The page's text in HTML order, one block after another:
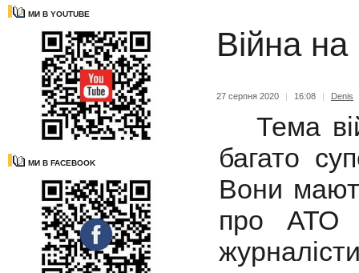
МИ В YOUTUBE
МИ В FACEBOOK
Війна на
27 серпня 2020 | 16:08 | Denis
Тема
багато
Вони
про АТО